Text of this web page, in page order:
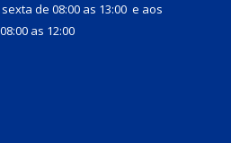
de 08:00 as 13:00 e aos
as 12:00